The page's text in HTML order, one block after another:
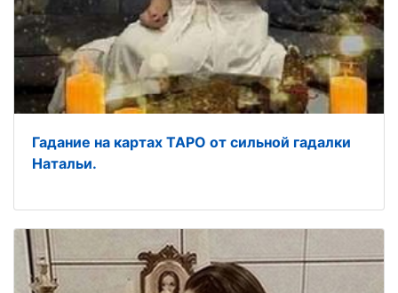
Гадание на картах ТАРО от сильной гадалки
Натальи.